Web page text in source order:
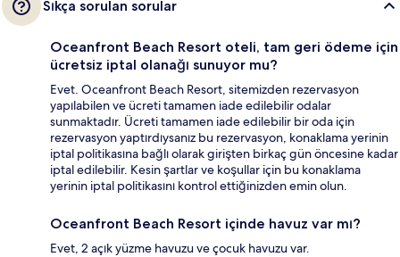
Sıkça sorulan sorular
Oceanfront Beach Resort oteli, tam geri ödeme için
ücretsiz iptal olanağı sunuyor mu?
Evet. Oceanfront Beach Resort, sitemizden rezervasyon
yapılabilen ve ücreti tamamen iade edilebilir odalar
sunmaktadır. Ücreti tamamen iade edilebilir bir oda için
rezervasyon yaptırdıysanız bu rezervasyon, konaklama yerinin
iptal politikasına bağlı olarak girişten birkaç gün öncesine kadar
iptal edilebilir. Kesin şartlar ve koşullar için bu konaklama
yerinin iptal politikasını kontrol ettiğinizden emin olun.
Oceanfront Beach Resort içinde havuz var mı?
Evet, 2 açık yüzme havuzu ve çocuk havuzu var.